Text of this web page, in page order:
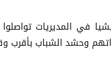
في المديريات
وحشد الشباب بأقرب